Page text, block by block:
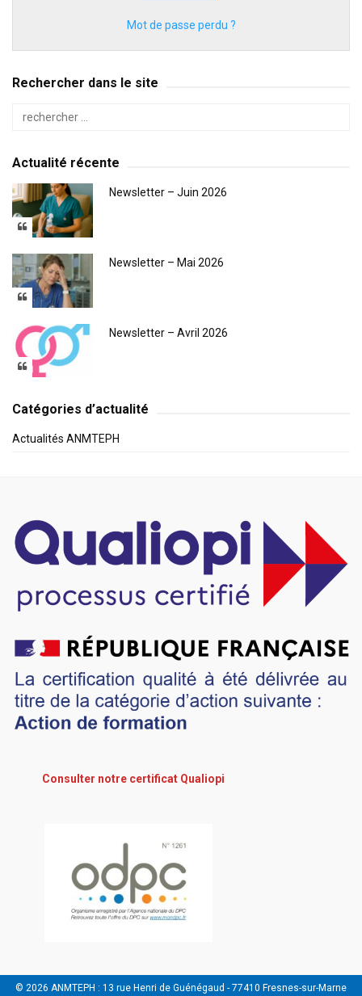
Mot de passe perdu ?
Rechercher dans le site
Actualité récente
Newsletter – Juin 2026
Newsletter – Mai 2026
Newsletter – Avril 2026
Catégories d’actualité
Actualités ANMTEPH
Consulter notre certificat Qualiopi
© 2026 ANMTEPH : 13 rue Henri de Guénégaud - 77410 Fresnes-sur-Marne